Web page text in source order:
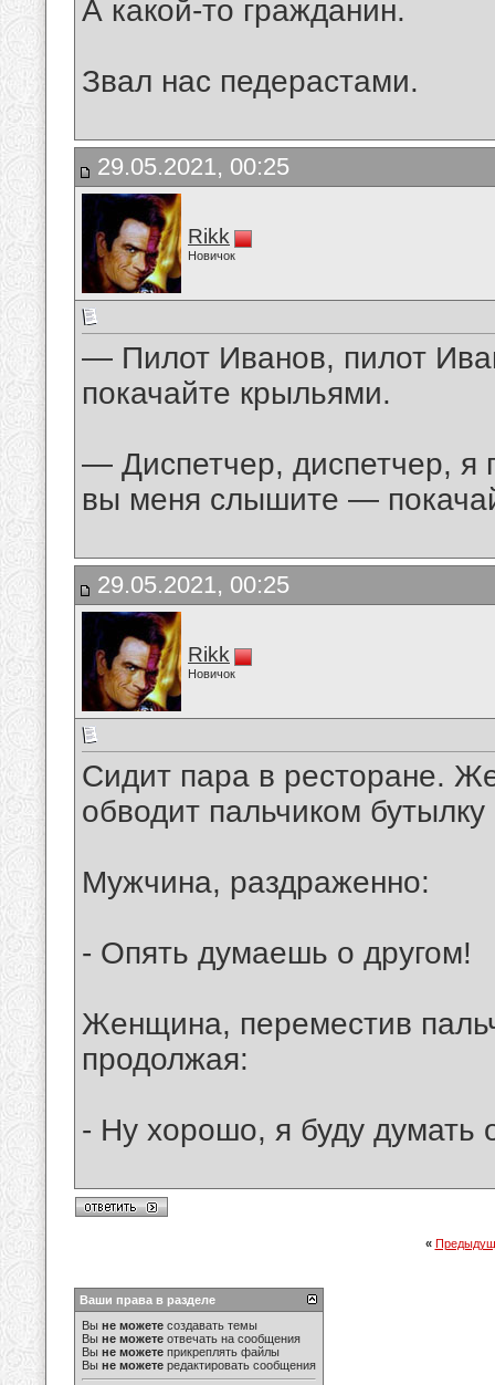
А какой-то гражданин.
Звал нас педерастами.
29.05.2021, 00:25
Rikk
Новичок
— Пилот Иванов, пилот
покачайте крыльями.
— Диспетчер, диспетчер, я
вы меня слышите —
29.05.2021, 00:25
Rikk
Новичок
Сидит пара в ресторане.
обводит пальчиком
Мужчина, раздраженно:
- Опять думаешь о другом!
Женщина, переместив
продолжая:
- Ну хорошо, я буду думать
«
Ваши права в разделе
Вы не можете создавать темы
Вы не можете отвечать на сообщения
Вы не можете прикреплять файлы
Вы не можете редактировать сообщения